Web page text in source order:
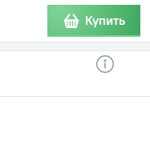
Купить